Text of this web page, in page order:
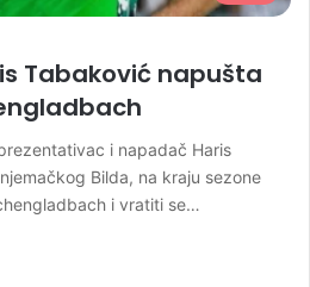
Tabaković napušta
i napadač Haris
Bilda, na kraju sezone
i vratiti se…